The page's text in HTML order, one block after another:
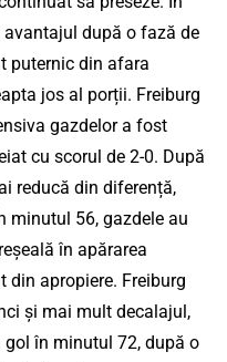
după o fază de
puternic din afara
jos al porții. Freiburg
gazdelor a fost
cu scorul de 2-0. După
reducă din diferență,
minutul 56, gazdele au
în apărarea
apropiere. Freiburg
și mai mult decalajul,
în minutul 72, după o